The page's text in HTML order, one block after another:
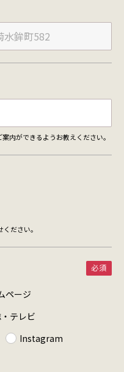
内ができるようお教えください。
ださい。
ページ
テレビ
Instagram